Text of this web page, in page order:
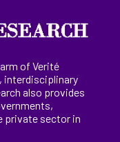
of Verité
interdisciplinary
also provides
private sector in